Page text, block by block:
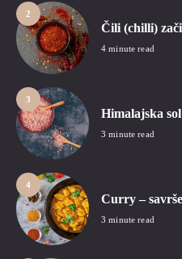
2
Čili (chilli)
4 minute read
3
Himalajska sol
3 minute read
4
Curry –
3 minute read